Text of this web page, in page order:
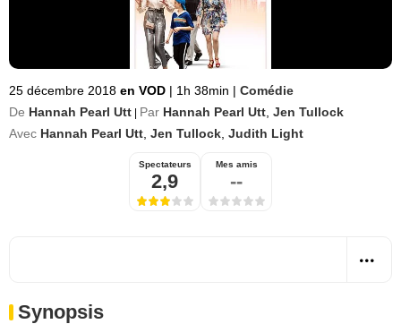
25 décembre 2018 en VOD | 1h 38min | Comédie
De Hannah Pearl Utt Par Hannah Pearl Utt Jen Tullock
Avec Hannah Pearl Utt Jen Tullock Judith Light
Spectateurs
2,9
Mes amis
--
Synopsis